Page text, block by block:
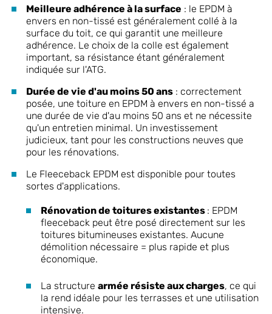
Meilleure adhérence à la surface : le EPDM à
envers en non-tissé est généralement collé à la
surface du toit, ce qui garantit une meilleure
adhérence. Le choix de la colle est également
important, sa résistance étant généralement
indiquée sur l'ATG.
Durée de vie d'au moins 50 ans: correctement
posée, une toiture en EPDM à envers en non-tissé a
une durée de vie d'au moins 50 ans et ne nécessite
qu'un entretien minimal. Un investissement
judicieux, tant pour les constructions neuves que
pour les rénovations.
Le Fleeceback EPDM est disponible pour toutes
sortes d'applications.
Rénovation de toitures existantes : EPDM
fleeceback peut être posé directement sur les
toitures bitumineuses existantes. Aucune
démolition nécessaire = plus rapide et plus
économique.
La structure armée résiste aux charges, ce qui
la rend idéale pour les terrasses et une utilisation
intensive.